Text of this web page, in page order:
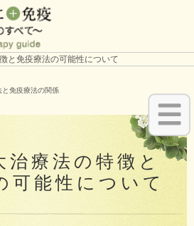
と免疫療法の可能性について
免疫療法の関係
療法の特徴と
可能性について